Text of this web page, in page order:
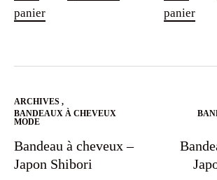
panier
panier
ARCHIVES ,
BANDEAUX À CHEVEUX
MODE
Bandeau à cheveux –
Japon Shibori